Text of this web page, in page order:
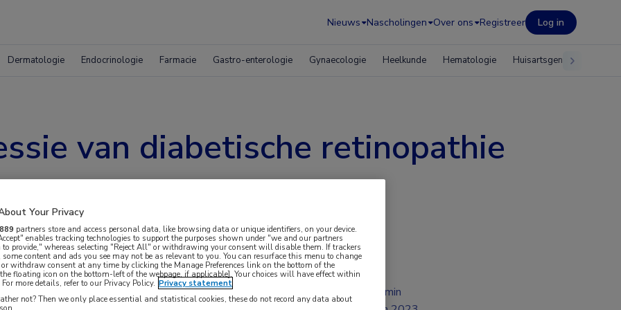
Nieuws Nascholingen Over ons Registreer Log in
Dermatologie Endocrinologie Farmacie Gastro-enterologie Gynaecologie Heelkunde Hematologie Huisartsgeneeskunde
van diabetische retinopathie
blijkt AI voor 91% de progressie van
2 min
Your Privacy
889 partners store and access personal data, like browsing data or unique identifiers, on your device.
enables tracking technologies to support the purposes shown under "we and our partners
to provide," whereas selecting "Reject All" or withdrawing your consent will disable them. If trackers
some content and ads you see may not be as relevant to you. You can resurface this menu to change
or withdraw consent at any time by clicking the Manage Preferences link on the bottom of the
floating icon on the bottom-left of the webpage, if applicable]. Your choices will have effect within
more details, refer to our Privacy Policy. Privacy statement
not? Then we only place essential and statistical cookies, these do not record any data about